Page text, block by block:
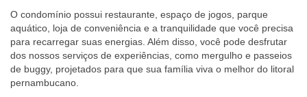
O condomínio possui restaurante, espaço de jogos, parque
aquático, loja de conveniência e a tranquilidade que você precisa
para recarregar suas energias. Além disso, você pode desfrutar
dos nossos serviços de experiências, como mergulho e passeios
de buggy, projetados para que sua família viva o melhor do litoral
pernambucano.